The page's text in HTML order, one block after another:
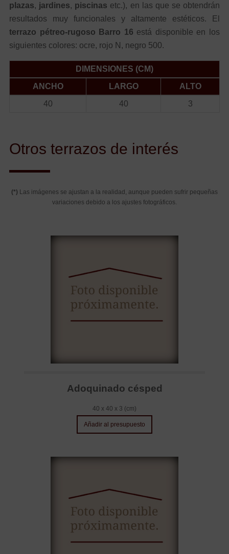
plazas, jardines, piscinas etc.), en las que se obtendrán
resultados muy funcionales y altamente estéticos. El
terrazo pétreo-rugoso Barro 16 está disponible en los
siguientes colores: ocre, rojo N, negro 500.
DIMENSIONES (CM)
ANCHO
LARGO
ALTO
40
40 3
Otros terrazos de interés
(*) Las imágenes se ajustan a la realidad, aunque pueden sufrir pequeñas
variaciones debido a los ajustes fotográficos.
Adoquinado césped
40 x 40 x 3 (cm)
Añadir al presupuesto